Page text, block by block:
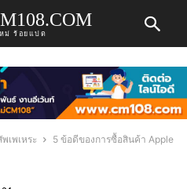
หม่ ร้อยแปด
เพเหระ
5 ข้อดีของการซื้อสินค้า Apple